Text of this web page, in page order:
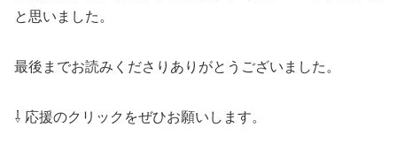
と思いました。
最後までお読みくださりありがとうございました。
⇩ 応援のクリックをぜひお願いします。